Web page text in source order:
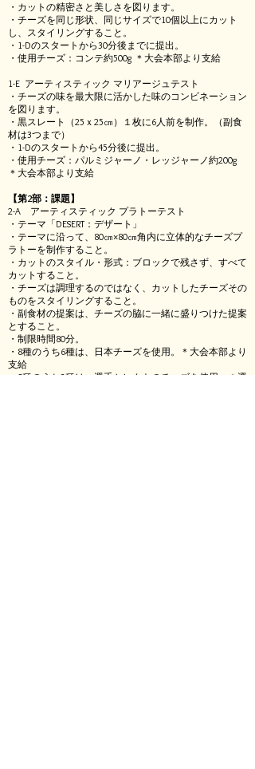
・カットの精密さと美しさを図ります。
・チーズを同じ形状、同じサイズで10個以上にカット
し、スタイリングすること。
・1-Dのスタートから30分後までに提出。
・使用チーズ：コンテ約500g ＊大会本部より支給
1-E アーティスティック マリアージュテスト
・チーズの味を最大限に活かした味のコンビネーション
を図ります。
・黒スレート（25ｘ25㎝）１枚に6人前を制作。（副食
材は3つまで）
・1-Dのスタートから45分後に提出。
・使用チーズ：パルミジャーノ・レッジャーノ約200g
＊大会本部より支給
​【第2部：課題】
2-A アーティスティック プラトーテスト
・テーマ「DESERT：デザート」
・テーマに沿って、80㎝×80㎝角内に立体的なチーズプ
ラトーを制作すること。
・カットのスタイル・形式：ブロックで残さず、すべて
カットすること。
・チーズは調理するのではなく、カットしたチーズその
ものをスタイリングすること。
・副食材の提案は、チーズの脇に一緒に盛りつけた提案
とすること。
・制限時間80分。
​・8種のうち6種は、日本チーズを使用。＊大会本部より
支給
・8種のうち2種は、選手セレクトのチーズを使用。＊選